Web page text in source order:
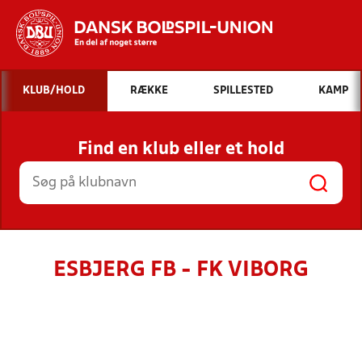
Hvad vil du søge efter?
INDHOLD OG NYHEDER
STILLINGER, RESULTATER, KLUBBER OG
HOLD
KLUB/HOLD RÆKKE SPILLESTED KAMP
Find en klub eller et hold
ESBJERG FB - FK VIBORG